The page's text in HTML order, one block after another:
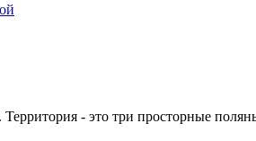
- это три просторные